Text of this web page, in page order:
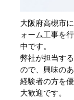
大阪府高槻市
ォーム工事を
中です。
弊社が担当す
ので、興味の
経験者の方を
大歓迎です。